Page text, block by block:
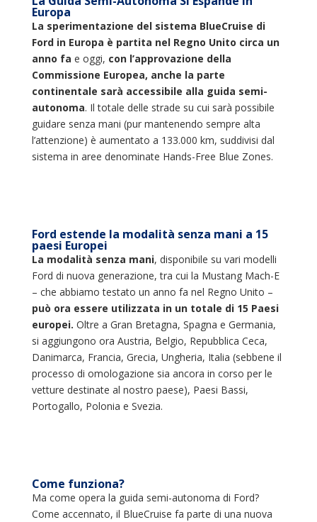
Europa
La sperimentazione del sistema BlueCruise di
Ford in Europa è partita nel Regno Unito circa un
anno fa e oggi, con l’approvazione della
Commissione Europea, anche la parte
continentale sarà accessibile alla guida semi-
autonoma. Il totale delle strade su cui sarà possibile
guidare senza mani (pur mantenendo sempre alta
l’attenzione) è aumentato a 133.000 km, suddivisi dal
sistema in aree denominate Hands-Free Blue Zones.
Ford estende la modalità senza mani a 15
paesi Europei
La modalità senza mani, disponibile su vari modelli
Ford di nuova generazione, tra cui la Mustang Mach-E
– che abbiamo testato un anno fa nel Regno Unito –
può ora essere utilizzata in un totale di 15 Paesi
europei. Oltre a Gran Bretagna, Spagna e Germania,
si aggiungono ora Austria, Belgio, Repubblica Ceca,
Danimarca, Francia, Grecia, Ungheria, Italia (sebbene il
processo di omologazione sia ancora in corso per le
vetture destinate al nostro paese), Paesi Bassi,
Portogallo, Polonia e Svezia.
Come funziona?
Ma come opera la guida semi-autonoma di Ford?
Come accennato, il BlueCruise fa parte di una nuova